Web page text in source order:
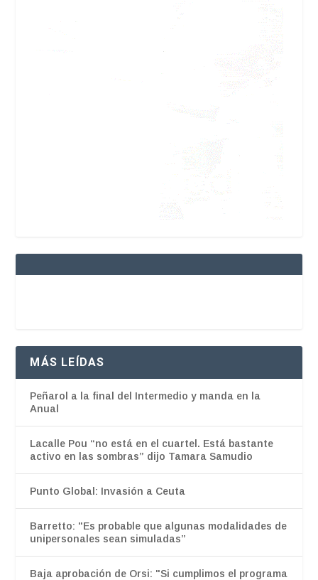
MÁS LEÍDAS
Peñarol a la final del Intermedio y manda en la
Anual
Lacalle Pou “no está en el cuartel. Está bastante
activo en las sombras” dijo Tamara Samudio
Punto Global: Invasión a Ceuta
Barretto: "Es probable que algunas modalidades de
unipersonales sean simuladas”
Baja aprobación de Orsi: "Si cumplimos el programa